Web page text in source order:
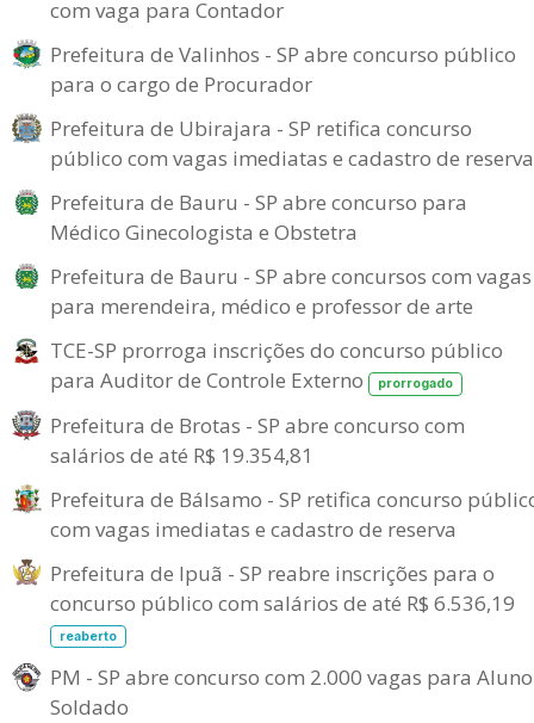
com vaga para Contador
Prefeitura de Valinhos - SP abre concurso público
para o cargo de Procurador
Prefeitura de Ubirajara - SP retifica concurso
público com vagas imediatas e cadastro de reserva
Prefeitura de Bauru - SP abre concurso para
Médico Ginecologista e Obstetra
Prefeitura de Bauru - SP abre concursos com vagas
para merendeira, médico e professor de arte
TCE-SP prorroga inscrições do concurso público
para Auditor de Controle Externo
prorrogado
Prefeitura de Brotas - SP abre concurso com
salários de até R$ 19.354,81
Prefeitura de Bálsamo - SP retifica concurso
com vagas imediatas e cadastro de reserva
Prefeitura de Ipuã - SP reabre inscrições para o
concurso público com salários de até R$ 6.536,19
reaberto
PM - SP abre concurso com 2.000 vagas para
Soldado